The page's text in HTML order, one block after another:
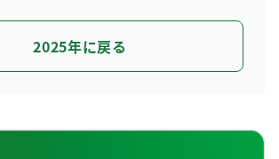
2025年に戻る